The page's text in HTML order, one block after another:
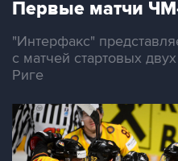
Первые матчи
"Интерфакс"
с матчей стартовых
Риге